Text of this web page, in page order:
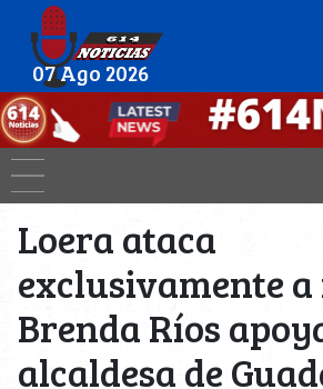
07 Ago 2026
Loera ataca
exclusivamente
Brenda Ríos
alcaldesa de